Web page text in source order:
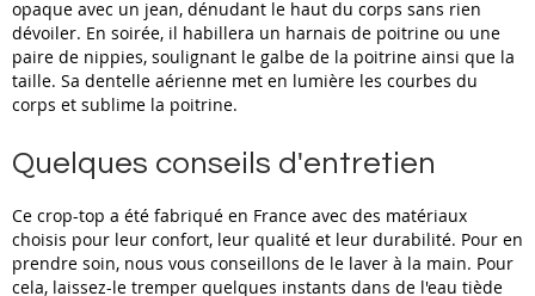
opaque avec un jean, dénudant le haut du corps sans rien
dévoiler. En soirée, il habillera un harnais de poitrine ou une
paire de nippies, soulignant le galbe de la poitrine ainsi que la
taille. Sa dentelle aérienne met en lumière les courbes du
corps et sublime la poitrine.
Quelques conseils d'entretien
Ce crop-top a été fabriqué en France avec des matériaux
choisis pour leur confort, leur qualité et leur durabilité. Pour en
prendre soin, nous vous conseillons de le laver à la main. Pour
cela, laissez-le tremper quelques instants dans de l'eau tiède